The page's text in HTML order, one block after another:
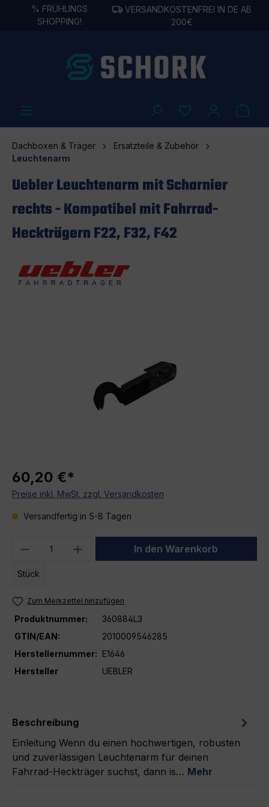
springen
% FRÜHLINGS
SHOPPING!
VERSANDKOSTENFREI IN DE AB
200€
Dachboxen & Träger
Ersatzteile & Zubehör
Leuchtenarm
Uebler Leuchtenarm mit Scharnier
rechts - Kompatibel mit Fahrrad-
Heckträgern F22, F32, F42
60,20 €*
Preise inkl. MwSt. zzgl. Versandkosten
Versandfertig in 5-8 Tagen
Produkt Anzahl: Gib den
Stück
In den Warenkorb
Zum Merkzettel hinzufügen
Produktnummer:
360884L3
GTIN/EAN:
2010009546285
Herstellernummer: E1646
Hersteller
UEBLER
Beschreibung
Einleitung Wenn du einen hochwertigen, robusten
und zuverlässigen Leuchtenarm für deinen
Fahrrad-Heckträger suchst, dann is… Mehr